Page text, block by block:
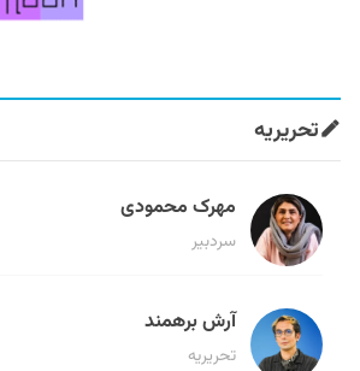
تحریریه
مهرک محمودی
سردبیر
آرش برهمند
تحریریه